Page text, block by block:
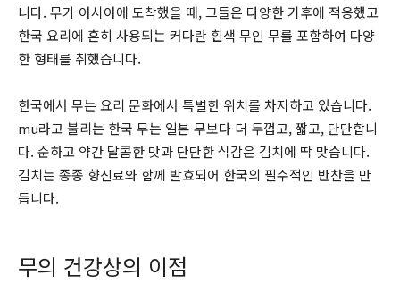
니다. 무가 아시아에 도착했을 때, 그들은 다양한 기후에 적응했고
한국 요리에 흔히 사용되는 커다란 흰색 무인 무를 포함하여 다양
한 형태를 취했습니다.
한국에서 무는 요리 문화에서 특별한 위치를 차지하고 있습니다.
mu라고 불리는 한국 무는 일본 무보다 더 두껍고, 짧고, 단단합니
다. 순하고 약간 달콤한 맛과 단단한 식감은 김치에 딱 맞습니다.
김치는 종종 향신료와 함께 발효되어 한국의 필수적인 반찬을 만
듭니다.
무의 건강상의 이점